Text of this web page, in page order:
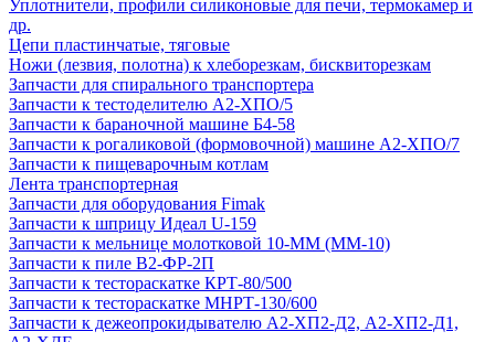
Уплотнители, профили силиконовые для печи, термокамер и
др.
Цепи пластинчатые, тяговые
Ножи (лезвия, полотна) к хлеборезкам, бисквиторезкам
Запчасти для спирального транспортера
Запчасти к тестоделителю А2-ХПО/5
Запчасти к бараночной машине Б4-58
Запчасти к рогаликовой (формовочной) машине А2-ХПО/7
Запчасти к пищеварочным котлам
Лента транспортерная
Запчасти для оборудования Fimak
Запчасти к шприцу Идеал U-159
Запчасти к мельнице молотковой 10-ММ (ММ-10)
Запчасти к пиле В2-ФР-2П
Запчасти к тестораскатке КРТ-80/500
Запчасти к тестораскатке МНРТ-130/600
Запчасти к деже­опрокидывателю А2-ХП2-Д2, А2-ХП2-Д1,